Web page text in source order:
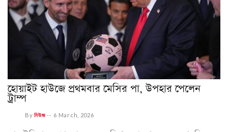
হোয়াইট হাউজে প্রথমবার মেসির পা, উপহার পেলেন
ট্রাম্প
Byনিউজ -- 6 March, 2026